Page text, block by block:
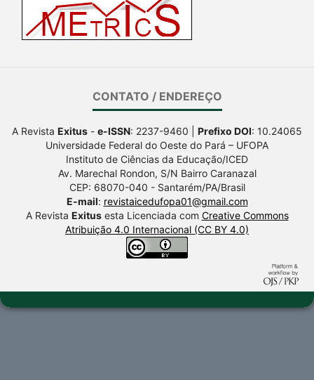
CONTATO / ENDEREÇO
A Revista Exitus - e-ISSN: 2237-9460 | Prefixo DOI: 10.24065
Universidade Federal do Oeste do Pará – UFOPA
Instituto de Ciências da Educação/ICED
Av. Marechal Rondon, S/N Bairro Caranazal
CEP: 68070-040 - Santarém/PA/Brasil
E-mail: revistaicedufopa01@gmail.com
A Revista Exitusesta Licenciada com Creative Commons
Atribuição 4.0 Internacional (CC BY 4.0)